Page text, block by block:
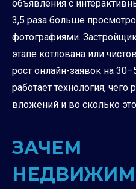
объявления с
3,5 раза больше
фотографиями.
этапе котлована или
рост онлайн-заявок на
работает технология, чего
вложений и во сколько
ЗАЧЕМ